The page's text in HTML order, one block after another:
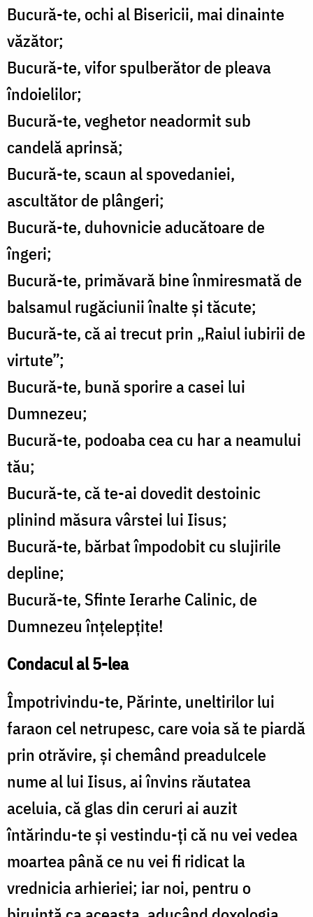
Bucură-te, ochi al Bisericii, mai dinainte
văzător;
Bucură-te, vifor spulberător de pleava
îndoielilor;
Bucură-te, veghetor neadormit sub
candelă aprinsă;
Bucură-te, scaun al spovedaniei,
ascultător de plângeri;
Bucură-te, duhovnicie aducătoare de
îngeri;
Bucură-te, primăvară bine înmiresmată de
balsamul rugăciunii înalte și tăcute;
Bucură-te, că ai trecut prin „Raiul iubirii de
virtute”;
Bucură-te, bună sporire a casei lui
Dumnezeu;
Bucură-te, podoaba cea cu har a neamului
tău;
Bucură-te, că te-ai dovedit destoinic
plinind măsura vârstei lui Iisus;
Bucură-te, bărbat împodobit cu slujirile
depline;
Bucură-te, Sfinte Ierarhe Calinic, de
Dumnezeu înțelepțite!
Condacul al 5-lea
Împotrivindu-te, Părinte, uneltirilor lui
faraon cel netrupesc, care voia să te piardă
prin otrăvire, și chemând preadulcele
nume al lui Iisus, ai învins răutatea
aceluia, că glas din ceruri ai auzit
întărindu-te și vestindu-ți că nu vei vedea
moartea până ce nu vei fi ridicat la
vrednicia arhieriei; iar noi, pentru o